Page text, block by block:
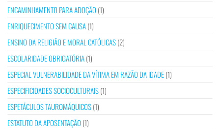
ENCAMINHAMENTO PARA ADOÇÃO (1)
ENRIQUECIMENTO SEM CAUSA(1)
ENSINO DA RELIGIÃO E MORAL CATÓLICAS(2)
ESCOLARIDADE OBRIGATÓRIA(1)
ESPECIAL VULNERABILIDADE DA VÍTIMA EM RAZÃO DA IDADE(1)
ESPECIFICIDADES SOCIOCULTURAIS(1)
ESPETÁCULOS TAUROMÁQUICOS(1)
ESTATUTO DA APOSENTAÇÃO (1)